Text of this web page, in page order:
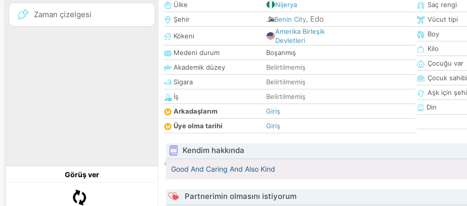
Zaman çizelgesi
Görüş ver
Ülke
Nijerya
Şehir
Benin City, Edo
Kökeni
Amerika Birleşik
Devletleri
Medeni durum
Boşanmış
Akademik düzey
Belirtilmemiş
Sigara
Belirtilmemiş
İş
Belirtilmemiş
Arkadaşlarım
Giriş
Üye olma tarihi
Giriş
Saç rengi
Vücut tipi
Boy
Kilo
Çocuğu var
Çocuk
Aşk için
Din
Kendim hakkında
Good And Caring And Also Kind
Partnerimin olmasını istiyorum